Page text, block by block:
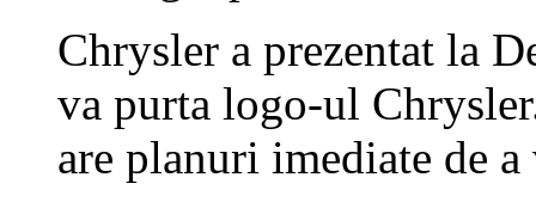
Chrysler a prezentat la
va purta logo-ul
are planuri imediate de